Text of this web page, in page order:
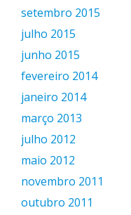
setembro 2015
julho 2015
junho 2015
fevereiro 2014
janeiro 2014
março 2013
julho 2012
maio 2012
novembro 2011
outubro 2011